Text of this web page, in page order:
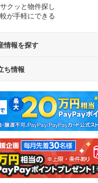
クッと物件探し
が手軽にできる
情報を探す
中古マ
中古一
土地
ち情報
タログ 教えて